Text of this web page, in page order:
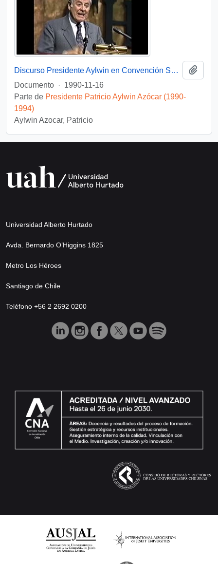
Discurso Presidente Aylwin en Convención Santiago: Video
Documento · 1990-11-16
Parte de Presidente Patricio Aylwin Azócar (1990-
1994)
Aylwin Azocar, Patricio
Universidad Alberto Hurtado
Avda. Bernardo O’Higgins 1825
Metro Los Héroes
Santiago de Chile
Teléfono +56 2 2692 0200